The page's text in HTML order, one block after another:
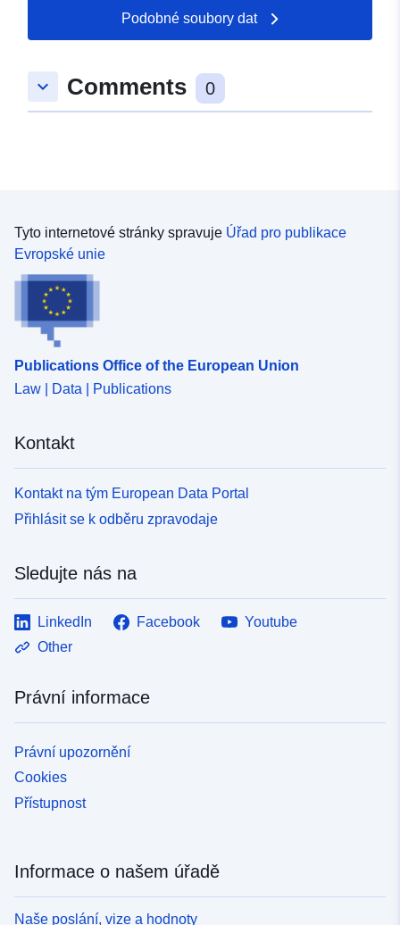
Místní: Souřadnice: [ [ 9.3439606,
48.6535945 ], [ 9.3480828,
48.6520096 ], [ 9.3439606,
http://data.europa.eu/eli/reg/2009/
uriRef:
Podobné soubory dat
keyboard_arrow_down Comments 0
Tyto internetové stránky spravuje Úřad pro publikace
Evropské unie
Publications Office of the European Union
Law | Data | Publications
Kontakt
Kontakt na tým European Data Portal
Přihlásit se k odběru zpravodaje
Sledujte nás na
LinkedIn Facebook
Youtube
Other
Právní informace
Právní upozornění
Cookies
Přístupnost
Informace o našem úřadě
Naše poslání, vize a hodnoty